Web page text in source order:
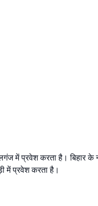
में प्रवेश करता है। बिहार के
में प्रवेश करता है।